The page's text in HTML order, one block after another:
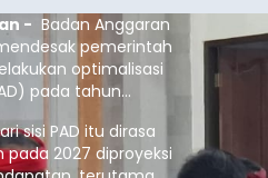
- Badan Anggaran
pemerintah
optimalisasi
pada tahun
sisi PAD itu dirasa
pada 2027 diproyeksi